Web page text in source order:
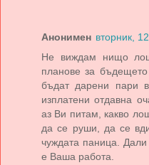
Анонимен вторник,
Не виждам нищо
планове за
бъдат дарени пари
изплатени отдавна
аз Ви питам, какво
да се руши, да се
чуждата паница.
е Ваша работа.